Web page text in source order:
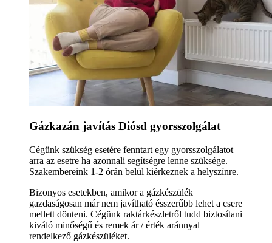
Gázkazán javítás Diósd gyorsszolgálat
Cégünk szükség esetére fenntart egy gyorsszolgálatot
arra az esetre ha azonnali segítségre lenne szüksége.
Szakembereink 1-2 órán belül kiérkeznek a helyszínre.
Bizonyos esetekben, amikor a gázkészülék
gazdaságosan már nem javítható ésszerűbb lehet a csere
mellett dönteni. Cégünk raktárkészletről tudd biztosítani
kiváló minőségű és remek ár / érték aránnyal
rendelkező gázkészüléket.